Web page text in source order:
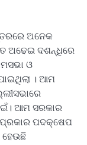
ଅନେକ
ଅଢେଇ ଦଶନ୍ଧିରେ
ଓ
। ଆମ
ଆମ ସରକାର
ପ୍ରକାର ପଦକ୍ଷେପ